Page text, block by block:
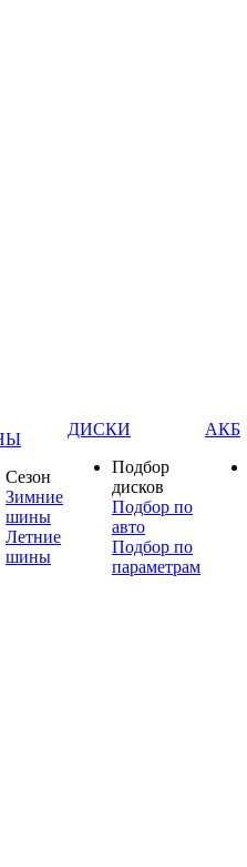
Сезон
Зимние
шины
Летние
шины
ДИСКИ
Подбор
дисков
Подбор по
авто
Подбор по
параметрам
АКБ